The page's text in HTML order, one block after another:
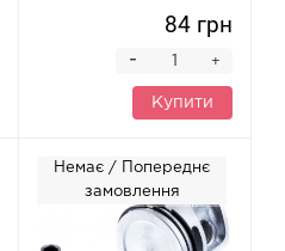
84 грн
+
-
Купити
Немає / Попереднє
замовлення